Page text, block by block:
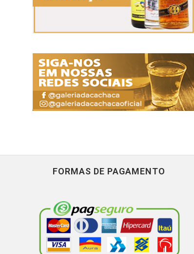
FORMAS DE PAGAMENTO